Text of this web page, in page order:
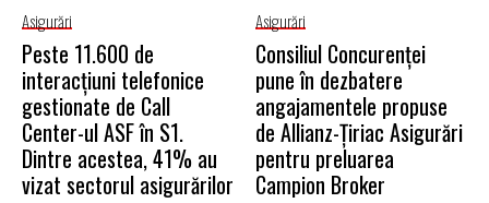
Asigurări
Peste 11.600 de
interacțiuni telefonice
gestionate de Call
Center-ul ASF în S1.
Dintre acestea, 41% au
vizat sectorul asigurărilor
Asigurări
Consiliul Concurenţei
pune în dezbatere
angajamentele propuse
de Allianz-Ţiriac Asigurări
pentru preluarea
Campion Broker